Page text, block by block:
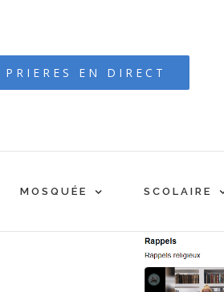
EN DIRECT
MOSQUÉE SCOLAIRE